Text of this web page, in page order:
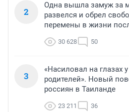
2
Одна вышла замуж за
развелся и обрел
перемены в жизни
30 628 50
3
«Насиловал на глазах
родителей». Новый
россиян в Таиланде
23 211 36